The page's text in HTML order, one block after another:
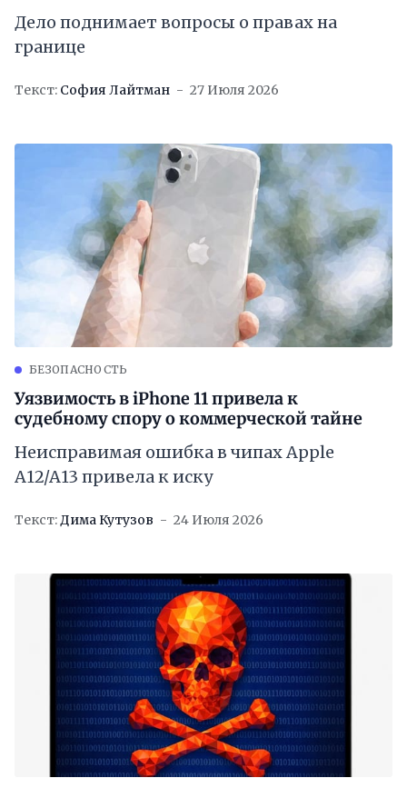
Дело поднимает вопросы о правах на
границе
Текст: София Лайтман 27 Июля 2026
БЕЗОПАСНОСТЬ
Уязвимость в iPhone 11 привела к
судебному спору о коммерческой тайне
Неисправимая ошибка в чипах Apple
A12/A13 привела к иску
Текст:Дима Кутузов 24 Июля 2026